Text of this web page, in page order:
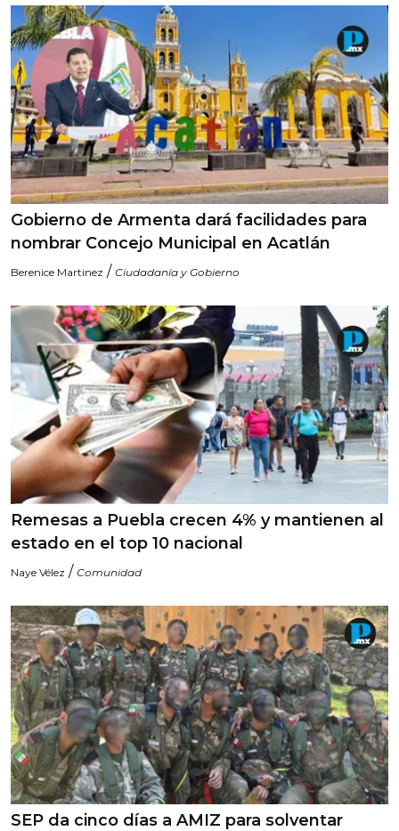
Gobierno de Armenta dará facilidades para
nombrar Concejo Municipal en Acatlán
Berenice Martinez / Ciudadanía y Gobierno
Remesas a Puebla crecen 4% y mantienen al
estado en el top 10 nacional
Naye Vélez / Comunidad
SEP da cinco días a AMIZ para solventar